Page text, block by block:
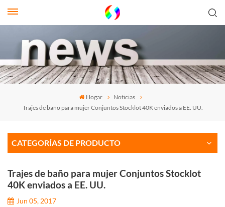
Hogar
Noticias
Trajes de baño para mujer Conjuntos Stocklot 40K enviados a EE. UU.
CATEGORÍAS DE PRODUCTO
Trajes de baño para mujer Conjuntos Stocklot
40K enviados a EE. UU.
Jun 05, 2017